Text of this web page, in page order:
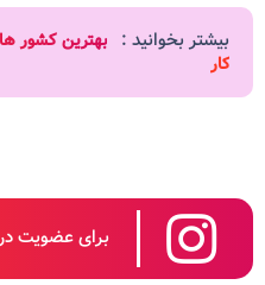
بیشتر بخوانید :
بهترین کشور
کار
برای عضویت